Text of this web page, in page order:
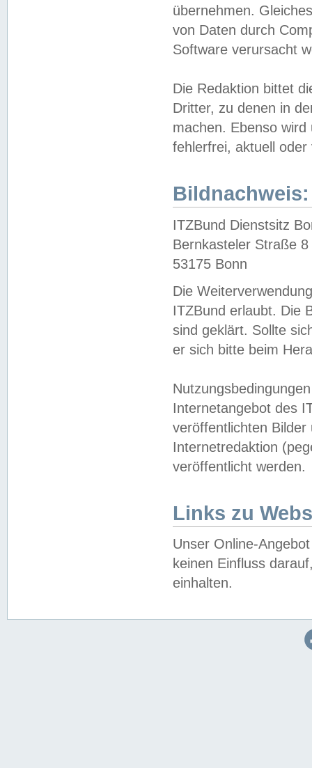
übernehmen.
von Daten durch
Software verursacht
Die Redaktion bittet
Dritter, zu denen in
machen. Ebenso
fehlerfrei, aktuell oder
Bildnachweis:
ITZBund Dienstsitz
Bernkasteler Straße 8
53175 Bonn
Die
ITZBund erlaubt. Die
sind geklärt. Sollte
er sich bitte beim
Internetangebot des
veröffentlichten
Internetredaktion
veröffentlicht werden.
Links zu
Unser Online-
keinen Einfluss
einhalten.